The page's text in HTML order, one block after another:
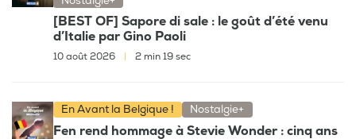
[BEST OF] Sapore di sale : le goût d’été venu
d’Italie par Gino Paoli
10 août 2026 2 min 19 sec
En Avant la Belgique ! Nostalgie+
Fen rend hommage à Stevie Wonder : cinq ans